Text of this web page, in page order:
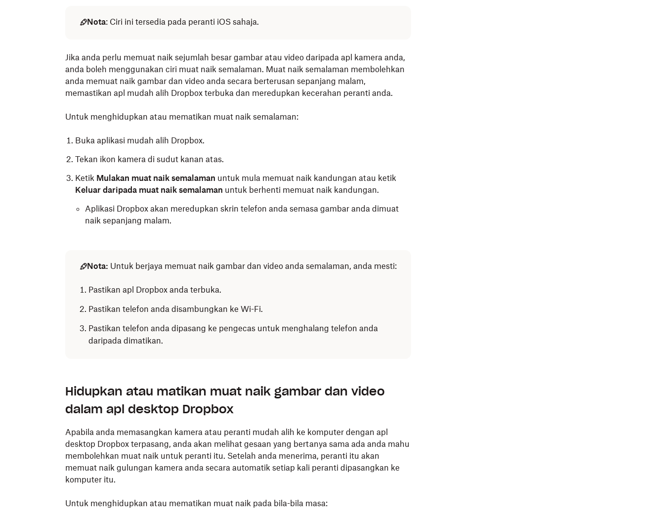
TekanMuat Naik Kamera.
gambar dan video anda.
Dalam apl Dropbox, pilih perkara yang anda ingin sandarkan dan sama ada anda ingin
menggunakan data sel.
Nota: Ciri ini tersedia pada peranti iOS sahaja.
Jika anda perlu memuat naik sejumlah besar gambar atau video daripada apl kamera anda,
anda boleh menggunakan ciri muat naik semalaman. Muat naik semalaman membolehkan
anda memuat naik gambar dan video anda secara berterusan sepanjang malam,
memastikan apl mudah alih Dropbox terbuka dan meredupkan kecerahan peranti anda.
Untuk menghidupkan atau mematikan muat naik semalaman:
Buka aplikasi mudah alih Dropbox.
Tekan ikon kamera di sudut kanan atas.
Ketik Mulakan muat naik semalaman untuk mula memuat naik kandungan atau ketik
Keluar daripada muat naik semalaman untuk berhenti memuat naik kandungan.
Aplikasi Dropbox akan meredupkan skrin telefon anda semasa gambar anda dimuat
naik sepanjang malam.
Nota: Untuk berjaya memuat naik gambar dan video anda semalaman, anda mesti:
Pastikan apl Dropbox anda terbuka.
Pastikan telefon anda disambungkan ke Wi-Fi.
Pastikan telefon anda dipasang ke pengecas untuk menghalang telefon anda
daripada dimatikan.
Hidupkan atau matikan muat naik gambar dan video
dalam apl desktop Dropbox
Apabila anda memasangkan kamera atau peranti mudah alih ke komputer dengan apl
desktop Dropbox terpasang, anda akan melihat gesaan yang bertanya sama ada anda mahu
membolehkan muat naik untuk peranti itu. Setelah anda menerima, peranti itu akan
memuat naik gulungan kamera anda secara automatik setiap kali peranti dipasangkan ke
komputer itu.
Untuk menghidupkan atau mematikan muat naik pada bila-bila masa: